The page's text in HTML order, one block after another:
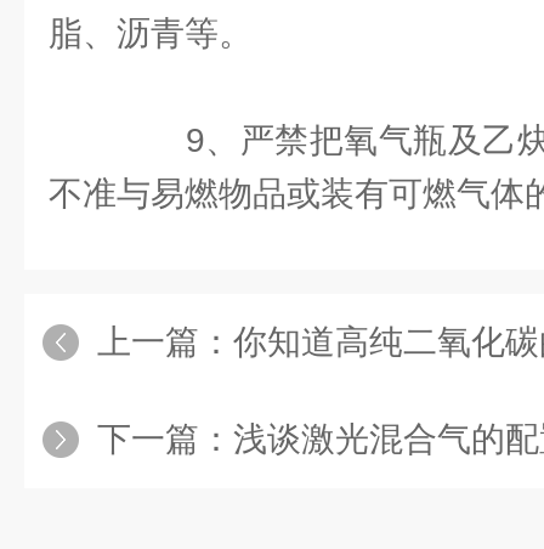
脂、沥青等。
9、严禁把氧气瓶及乙炔
不准与易燃物品或装有可燃气体
上一篇： 你知道高纯二氧化
下一篇： 浅谈激光混合气的